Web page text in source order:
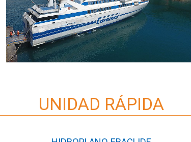
UNIDAD RÁPIDA